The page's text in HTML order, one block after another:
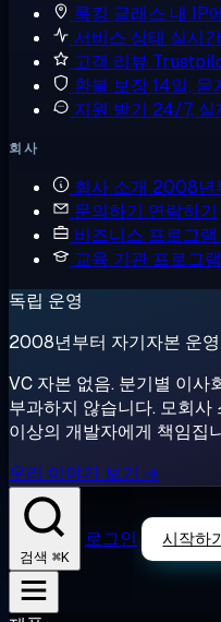
룩킹 글래스 내 IP
서비스 상태 실시
고객 리뷰
환불 보장14일, 묻
지원 받기 24/7, 실
회사
회사 소개 2008년
문의하기 연락하기
비즈니스 프로그램
교육 기관 프로그램
독립 운영
2008년부터 자기자본 운영
VC 자본 없음. 분기별 이사
부과하지 않습니다. 모회
이상의 개발자에게 책임집
우리 이야기 보기 →
검색 ⌘K
로그인 시작하